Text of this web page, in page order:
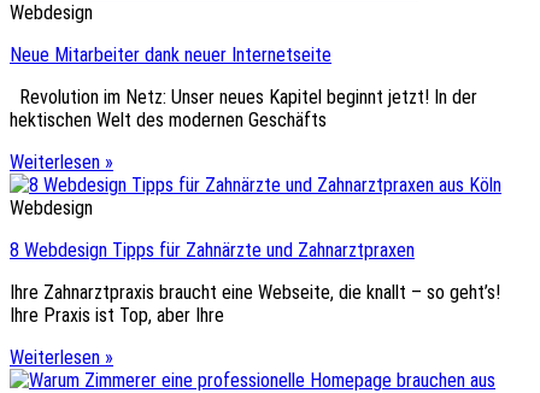
Webdesign
Neue Mitarbeiter dank neuer Internetseite
Revolution im Netz: Unser neues Kapitel beginnt jetzt! In der
hektischen Welt des modernen Geschäfts
Weiterlesen »
Webdesign
8 Webdesign Tipps für Zahnärzte und Zahnarztpraxen
Ihre Zahnarztpraxis braucht eine Webseite, die knallt – so geht’s!
Ihre Praxis ist Top, aber Ihre
Weiterlesen »